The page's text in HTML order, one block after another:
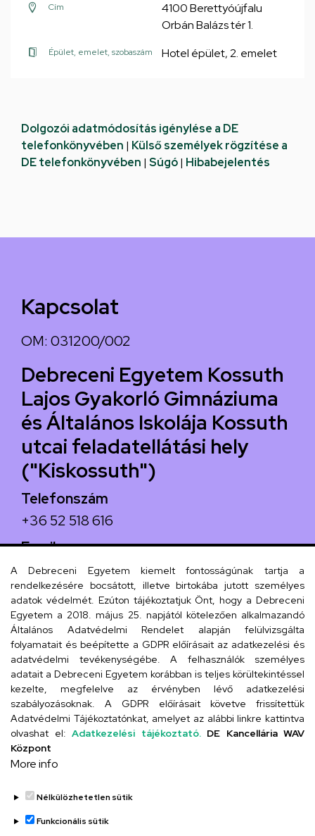
Cím
4100 Berettyóújfalu
Orbán Balázs tér 1.
Épület, emelet, szobaszám Hotel épület, 2. emelet
Dolgozói adatmódosítás igénylése a DE
telefonkönyvében | Külső személyek rögzítése a
DE telefonkönyvében | Súgó| Hibabejelentés
Kapcsolat
OM: 031200/002
Debreceni Egyetem Kossuth
Lajos Gyakorló Gimnáziuma
és Általános Iskolája Kossuth
utcai feladatellátási hely
("Kiskossuth")
Telefonszám
+36 52 518 616
Email
iskola@kossuth-alt.unideb.hu
Cím
4024 Debrecen, Kossuth utca 33.
Szervezeti telefonkönyv
UD telefonkönyv
A Debreceni Egyetem kiemelt fontosságúnak tartja a
rendelkezésére bocsátott, illetve birtokába jutott személyes
adatok védelmét. Ezúton tájékoztatjuk Önt, hogy a Debreceni
Egyetem a 2018. május 25. napjától kötelezően alkalmazandó
Általános Adatvédelmi Rendelet alapján felülvizsgálta
folyamatait és beépítette a GDPR előírásait az adatkezelési és
adatvédelmi tevékenységébe. A felhasználók személyes
adatait a Debreceni Egyetem korábban is teljes körültekintéssel
kezelte, megfelelve az érvényben lévő adatkezelési
szabályozásoknak. A GDPR előírásait követve frissítettük
Adatvédelmi Tájékoztatónkat, amelyet az alábbi linkre kattintva
olvashat el: Adatkezelési tájékoztató. DE Kancellária WAV
Központ
More info
Nélkülözhetetlen sütik
Funkcionális sütik